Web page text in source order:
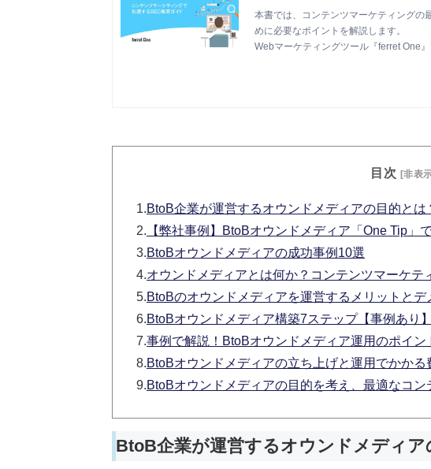
本書では、コンテンツマーケティングの
めに必要なポイントを解説します。
Webマーケティングツール『ferret One』
目次 [非表
1.BtoB企業が運営するオウンドメディアの目的とは
2. 【弊社事例】BtoBオウンドメディア「One Tip」
3.BtoBオウンドメディアの成功事例10選
4.オウンドメディアとは何か？コンテンツマーケテ
5.BtoBのオウンドメディアを運営するメリットとデ
6.BtoBオウンドメディア構築7ステップ【事例あり】
7.事例で解説！BtoBオウンドメディア運用のポイン
8.BtoBオウンドメディアの立ち上げと運用でかかる
9.BtoBオウンドメディアの目的を考え、最適なコン
BtoB企業が運営するオウンドメディア